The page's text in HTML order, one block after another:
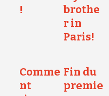
!
brothe
r in
Paris!
Comme
nt
Fin du
premie